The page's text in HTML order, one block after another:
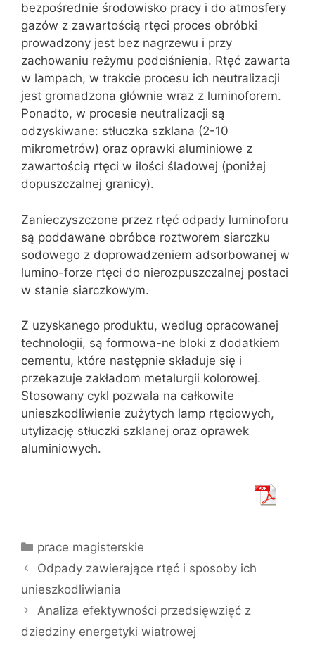
bezpośrednie środowisko pracy i do atmosfery
gazów z zawartością rtęci proces obróbki
prowadzony jest bez nagrzewu i przy
zachowaniu reżymu podciśnienia. Rtęć zawarta
w lampach, w trakcie procesu ich neutralizacji
jest gromadzona głównie wraz z luminoforem.
Ponadto, w procesie neutralizacji są
odzyskiwane: stłuczka szklana (2-10
mikrometrów) oraz oprawki aluminiowe z
zawartością rtęci w ilości śladowej (poniżej
dopuszczalnej granicy).
Zanieczyszczone przez rtęć odpady luminoforu
są poddawane obróbce roztworem siarczku
sodowego z doprowadzeniem adsorbowanej w
lumino-forze rtęci do nierozpuszczalnej postaci
w stanie siarczkowym.
Z uzyskanego produktu, według opracowanej
technologii, są formowa-ne bloki z dodatkiem
cementu, które następnie składuje się i
przekazuje zakładom metalurgii kolorowej.
Stosowany cykl pozwala na całkowite
unieszkodliwienie zużytych lamp rtęciowych,
utylizację stłuczki szklanej oraz oprawek
aluminiowych.
Kategorie
prace magisterskie
Odpady zawierające rtęć i sposoby ich
unieszkodliwiania
Analiza efektywności przedsięwzięć z
dziedziny energetyki wiatrowej